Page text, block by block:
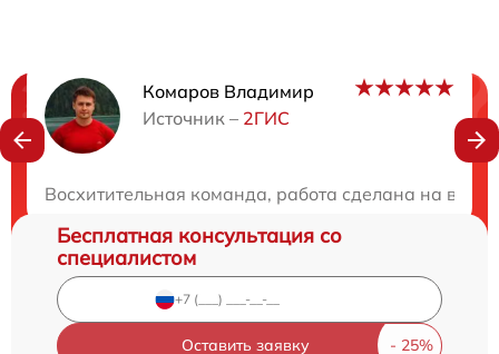
Комаров Владимир
Источник – 2ГИС
Восхитительная команда, работа сделана на
Нужна консультация?
Бесплатная консультация со
специалистом
Оставить заявку